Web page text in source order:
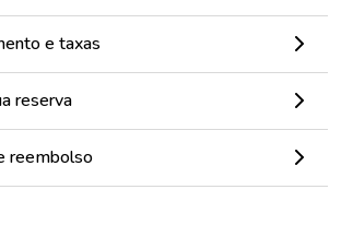
e taxas
reserva
reembolso